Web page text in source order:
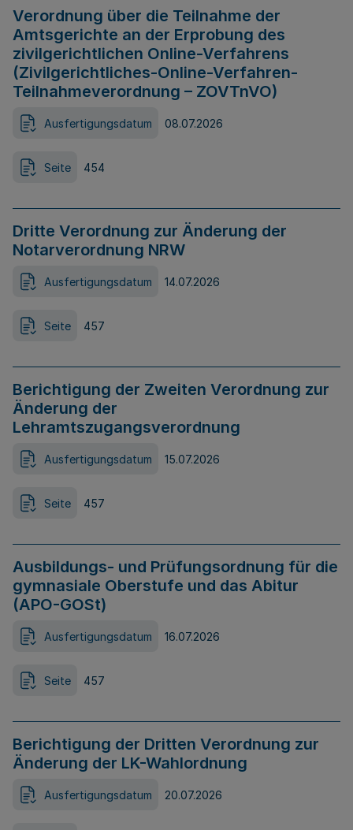
Verordnung über die Teilnahme der
Amtsgerichte an der Erprobung des
zivilgerichtlichen Online-Verfahrens
(Zivilgerichtliches-Online-Verfahren-
Teilnahmeverordnung – ZOVTnVO)
Ausfertigungsdatum 08.07.2026
Seite 454
Dritte Verordnung zur Änderung der
Notarverordnung NRW
Ausfertigungsdatum 14.07.2026
Seite 457
Berichtigung der Zweiten Verordnung zur
Änderung der
Lehramtszugangsverordnung
Ausfertigungsdatum 15.07.2026
Seite 457
Ausbildungs- und Prüfungsordnung für die
gymnasiale Oberstufe und das Abitur
(APO-GOSt)
Ausfertigungsdatum 16.07.2026
Seite 457
Berichtigung der Dritten Verordnung zur
Änderung der LK-Wahlordnung
Ausfertigungsdatum 20.07.2026